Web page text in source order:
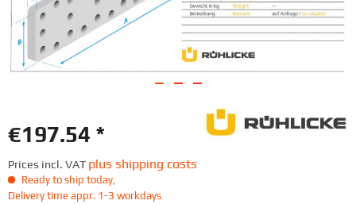
€197.54 *
Prices incl. VAT plus shipping costs
Ready to ship today,
Delivery time appr. 1-3 workdays